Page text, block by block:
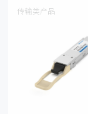
传输类产品